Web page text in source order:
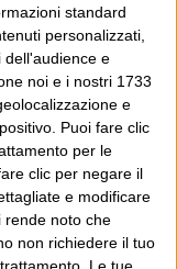
standard
personalizzati,
dell'audience e
noi e i nostri 1733
e
Puoi fare clic
per le
clic per negare il
e modificare
rende noto che
non richiedere il tuo
POST SUCCESSIVO
Reminds Me of Him